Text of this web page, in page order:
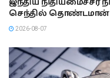
செந்தில் தொண்டமான்
2026-08-07